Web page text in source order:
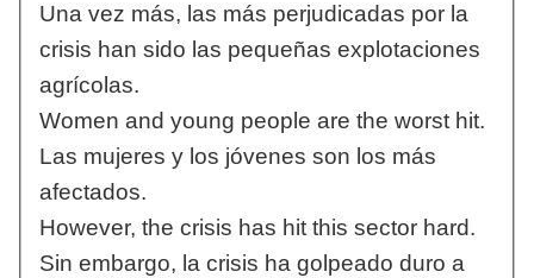
Una vez más, las más perjudicadas por la
crisis han sido las pequeñas explotaciones
agrícolas.
Women and young people are the worst hit.
Las mujeres y los jóvenes son los más
afectados.
However, the crisis has hit this sector hard.
Sin embargo, la crisis ha golpeado duro a